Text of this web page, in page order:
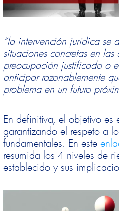
“la intervención jurídica se
situaciones concretas en las
preocupación justificado o
anticipar razonablemente
problema en un futuro
En definitiva, el objetivo es
garantizando el respeto a
fundamentales. En este
resumida los 4 niveles de
establecido y sus